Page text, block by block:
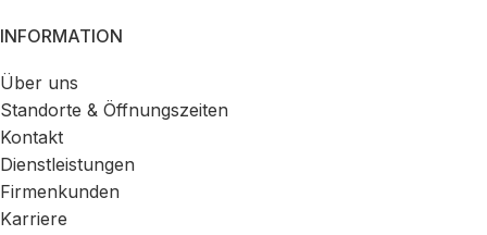
INFORMATION
Über uns
Standorte & Öffnungszeiten
Kontakt
Dienstleistungen
Firmenkunden
Karriere